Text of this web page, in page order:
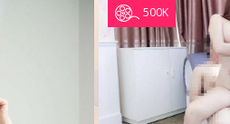
500K